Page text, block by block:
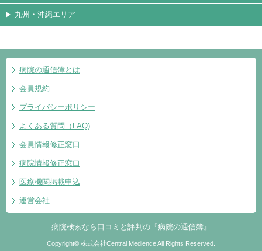
九州・沖縄エリア
病院の通信簿とは
会員規約
プライバシーポリシー
よくある質問（FAQ)
会員情報修正窓口
病院情報修正窓口
医療機関掲載申込
運営会社
病院検索なら口コミと評判の『病院の通信簿』
Copyright© 株式会社Central Medience All Rights Reserved.